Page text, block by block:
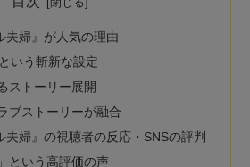
夫婦』が人気の理由
いう斬新な設定
ストーリー展開
ブストーリーが融合
夫婦』の視聴者の反応・SNSの評判
という高評価の声